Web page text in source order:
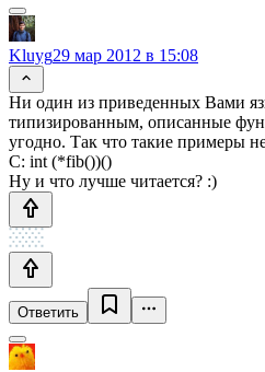
Kluyg29 мар 2012 в 15:08
Ни один из приведенных Вами
типизированным, описанные
угодно. Так что такие примеры
C: int (*fib())()
Ну и что лучше читается? :)
Ответить